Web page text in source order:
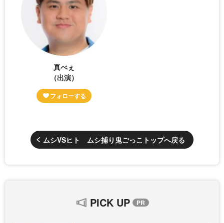
真べぇ
（出演）
ムシVSヒト ムシ捕り鬼ごっこトップへ戻る
PICK UP